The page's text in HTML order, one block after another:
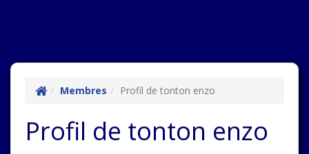
Membres Profil de tonton enzo
Profil de tonton enzo